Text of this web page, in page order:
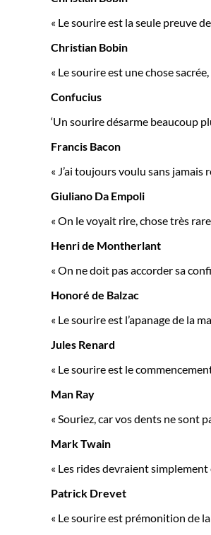
« Le sourire est la seule preuve
Christian Bobin
« Le sourire est une chose
Confucius
‘Un sourire désarme beaucoup
Francis Bacon
« J’ai toujours voulu sans jamais
Giuliano Da Empoli
« On le voyait rire, chose très
Henri de Montherlant
« On ne doit pas accorder sa
Honoré de Balzac
« Le sourire est l’apanage de la
Jules Renard
« Le sourire est le
Man Ray
« Souriez, car vos dents ne sont
Mark Twain
« Les rides devraient
Patrick Drevet
« Le sourire est prémonition de la